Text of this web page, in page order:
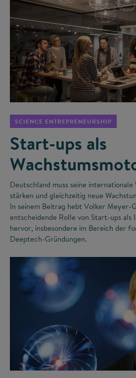
SCIENCE ENTREPRENEURSHIP
Start-ups als
Deutschland muss seine
stärken und gleichzeitig neue
In seinem Beitrag hebt Volker Meyer-
entscheidende Rolle von Start-ups als
hervor, insbesondere im Bereich der
Deeptech-Gründungen.